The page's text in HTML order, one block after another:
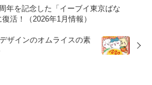
年を記念した「イーブイ東京ばな
活！（2026年1月情報）
ザインのオムライスの素